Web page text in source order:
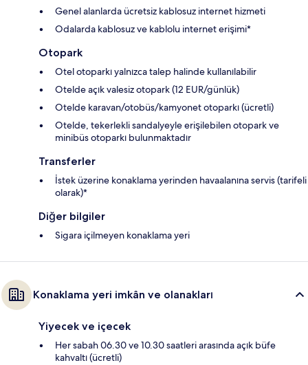
Genel alanlarda ücretsiz kablosuz internet hizmeti
Odalarda kablosuz ve kablolu internet erişimi*
Otopark
Otel otoparkı yalnızca talep halinde kullanılabilir
Otelde açık valesiz otopark (12 EUR/günlük)
Otelde karavan/otobüs/kamyonet otoparkı (ücretli)
Otelde, tekerlekli sandalyeyle erişilebilen otopark ve
minibüs otoparkı bulunmaktadır
Transferler
İstek üzerine konaklama yerinden havaalanına servis (tarifeli
olarak)*
Diğer bilgiler
Sigara içilmeyen konaklama yeri
Konaklama yeri imkân ve olanakları
Yiyecek ve içecek
Her sabah 06.30 ve 10.30 saatleri arasında açık büfe
kahvaltı (ücretli)